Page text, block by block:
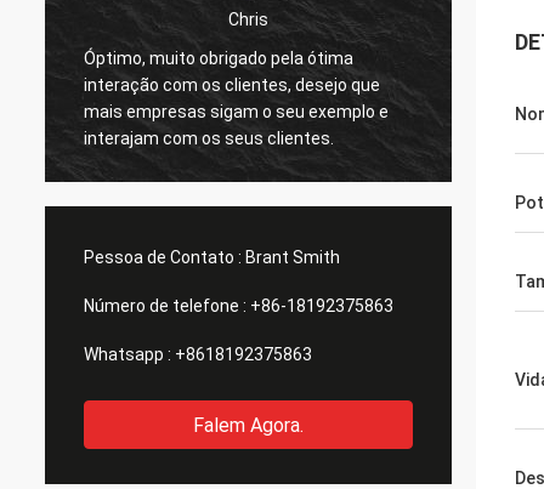
Chris
Óptimo, muito obrigado pela ótima
interação com os clientes, desejo que
mais empresas sigam o seu exemplo e
interajam com os seus clientes.
estar
Pessoa de Contato : Brant Smith
Número de telefone : +86-18192375863
Whatsapp : +8618192375863
Falem Agora.